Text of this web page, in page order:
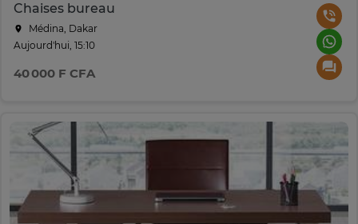
Chaises bureau
Médina, Dakar
Aujourd'hui, 15:10
40 000 F CFA